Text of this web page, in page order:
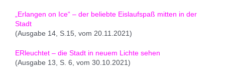
„Erlangen on Ice“ – der beliebte Eislaufspaß mitten in der
Stadt
(Ausgabe 14, S.15, vom 20.11.2021)
ERleuchtet – die Stadt in neuem Lichte sehen
(Ausgabe 13, S. 6, vom 30.10.2021)